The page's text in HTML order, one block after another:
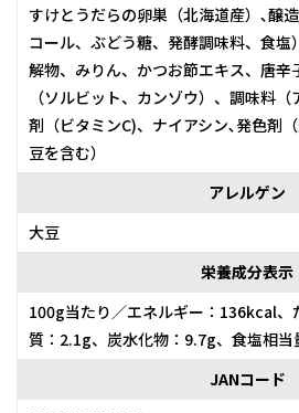
すけとうだらの卵巣（北海道産）､醸
コール、ぶどう糖、発酵調味料、食
解物、みりん、かつお節エキス、唐辛
（ソルビット、カンゾウ）、調味料
剤（ビタミンC)、ナイアシン､発色剤
豆を含む）
アレルゲン
大豆
栄養成分表示
100g当たり／エネルギー：136kcal
質：2.1g、炭水化物：9.7g、食塩相当
JANコード